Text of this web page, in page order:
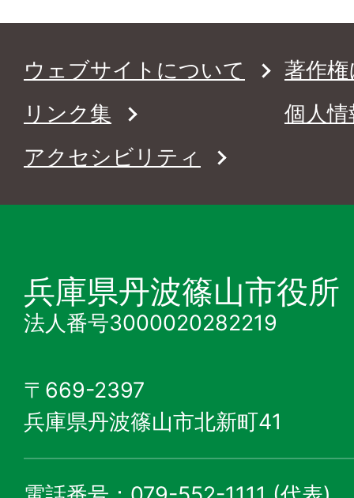
ウェブサイトについて
著作
リンク集
個人
アクセシビリティ
兵庫県丹波篠山市役所
法人番号3000020282219
〒669-2397
兵庫県丹波篠山市北新町41